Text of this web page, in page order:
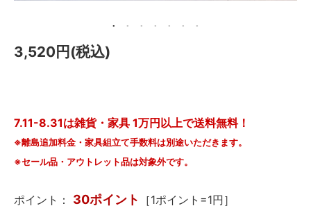
3,520円(税込)
7.11-8.31は雑貨・家具 1万円以上で送料無料！
※離島追加料金・家具組立て手数料は別途いただきます。
※セール品・アウトレット品は対象外です。
ポイント： 30ポイント ［1ポイント=1円］